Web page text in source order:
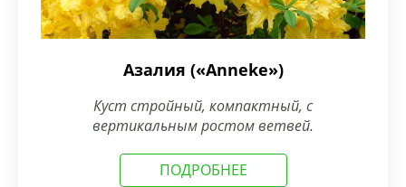
Азалия («Anneke»)
Куст стройный, компактный, с
вертикальным ростом ветвей.
ПОДРОБНЕЕ